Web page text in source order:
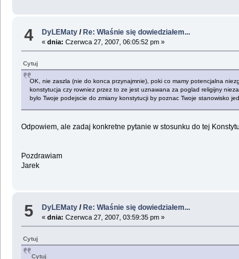
4 DyLEMaty /Re: Właśnie się dowiedziałem...
«dnia: Czerwca 27, 2007, 06:05:52 pm »
Cytuj
OK, nie zaszla (nie do konca przynajmnie), poki co mamy potencjalna
konstytucja czy rowniez przez to ze jest uznawana za poglad religijny
bylo Twoje podejscie do zmiany konstytucji by poznac Twoje stanowisko
Odpowiem, ale zadaj konkretne pytanie w stosunku do tej
Pozdrawiam
Jarek
5 DyLEMaty / Re: Właśnie się dowiedziałem...
«dnia: Czerwca 27, 2007, 03:59:35 pm »
Cytuj
Cytuj